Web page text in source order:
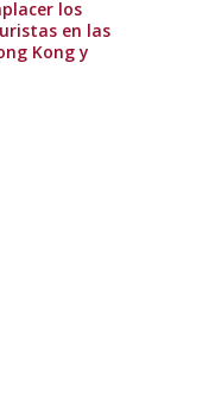
los
en las
Kong y